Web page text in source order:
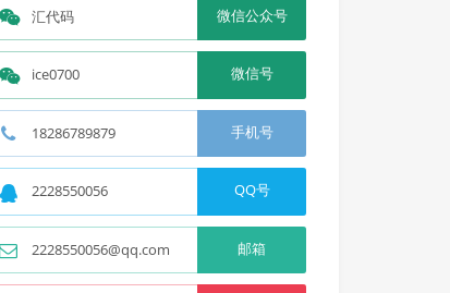
汇代码 微信公众号
ice0700 微信号
18286789879 手机号
2228550056 QQ号
2228550056@qq.com 邮箱